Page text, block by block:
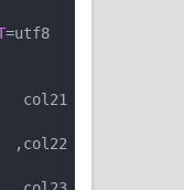
=utf8